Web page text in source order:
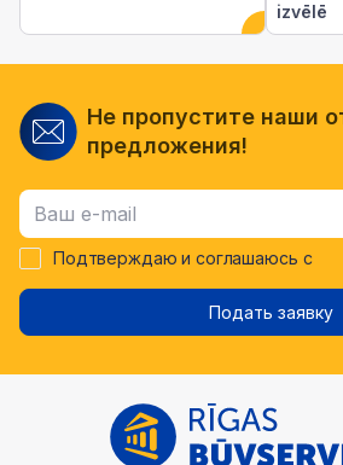
izvēlē
Не пропустите наши
предложения!
Подтверждаю и соглашаюсь с
Подать заявку